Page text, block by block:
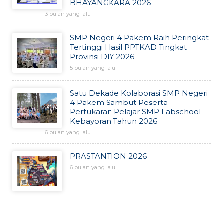
BHAYANGKARA 2026
3 bulan yang lalu
SMP Negeri 4 Pakem Raih Peringkat
Tertinggi Hasil PPTKAD Tingkat
Provinsi DIY 2026
5 bulan yang lalu
Satu Dekade Kolaborasi SMP Negeri
4 Pakem Sambut Peserta
Pertukaran Pelajar SMP Labschool
Kebayoran Tahun 2026
6 bulan yang lalu
PRASTANTION 2026
6 bulan yang lalu